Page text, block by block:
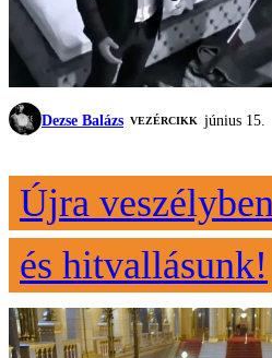
Dezse Balázs VEZÉRCIKK június 15.
Újra
és hitvallásunk!